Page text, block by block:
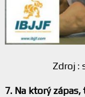
Zdroj :
7. Na ktorý